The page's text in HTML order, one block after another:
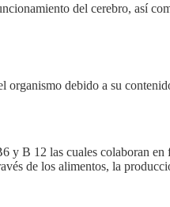
del cerebro, así
organismo debido a su
y B 12 las cuales colaboran
de los alimentos, la